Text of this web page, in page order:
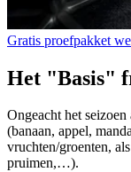
Gratis proefpakket
Het "Basis"
Ongeacht het
(banaan, appel,
vruchten/groenten,
pruimen,…).